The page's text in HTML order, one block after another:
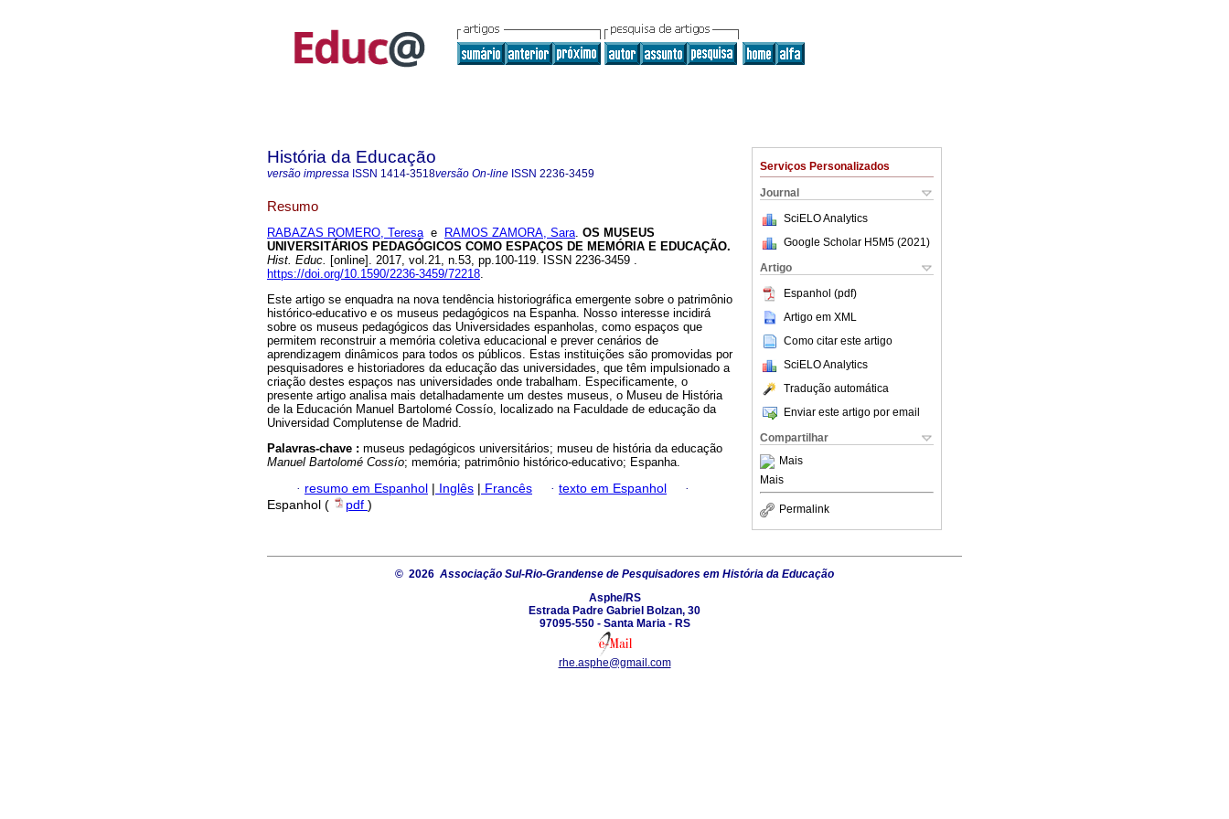
Serviços Personalizados
Journal
SciELO Analytics
Google Scholar H5M5 (2021 )
Artigo
Espanhol (pdf)
Artigo em XML
Como citar este artigo
SciELO Analytics
Tradução automática
Enviar este artigo por email
Compartilhar
Mais
Mais
Permalink
História da Educação
versão impressa ISSN 1414-3518versão On-line ISSN 2236-3459
Resumo
RABAZAS ROMERO, Teresae RAMOS ZAMORA, Sara. OS MUSEUS
UNIVERSITÁRIOS PEDAGÓGICOS COMO ESPAÇOS DE MEMÓRIA E EDUCAÇÃO.
Hist. Educ. [online]. 2017, vol.21, n.53, pp.100-119. ISSN 2236-3459 .
https://doi.org/10.1590/2236-3459/72218.
Este artigo se enquadra na nova tendência historiográfica emergente sobre o patrimônio
histórico-educativo e os museus pedagógicos na Espanha. Nosso interesse incidirá
sobre os museus pedagógicos das Universidades espanholas, como espaços que
permitem reconstruir a memória coletiva educacional e prever cenários de
aprendizagem dinâmicos para todos os públicos. Estas instituições são promovidas por
pesquisadores e historiadores da educação das universidades, que têm impulsionado a
criação destes espaços nas universidades onde trabalham. Especificamente, o
presente artigo analisa mais detalhadamente um destes museus, o Museu de História
de la Educación Manuel Bartolomé Cossío, localizado na Faculdade de educação da
Universidad Complutense de Madrid.
Palavras-chave : museus pedagógicos universitários; museu de história da educação
Manuel Bartolomé Cossío; memória; patrimônio histórico-educativo; Espanha.
· resumo em Espanhol | Inglês | Francês · texto em Espanhol
·
Espanhol (
pdf )
© 2026 Associação Sul-Rio-Grandense de Pesquisadores em História da Educação
Asphe/RS
Estrada Padre Gabriel Bolzan, 30
97095-550 - Santa Maria - RS
rhe.asphe@gmail.com